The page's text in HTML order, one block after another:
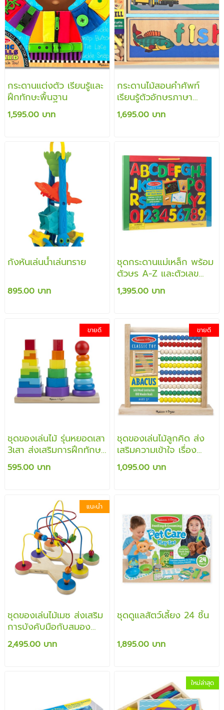
กระดานแต่งตัว เรียนรู้และ
ฝึกทักษะพื้นฐาน
1,595.00 บาท
กระดานไม้สอนคำศัพท์
เรียนรู้ตัวอักษรภาษา
อังกฤษและคำศัพท์
1,695.00 บาท
กังหันเล่นน้ำเล่นทราย
895.00 บาท
ชุดกระดานแม่เหล็ก พร้อม
ตัวษร A-Z และตัวเลข
เสริมสร้างคำศัพท์ การ
เรียนรู้
1,395.00 บาท
ขายดี
ชุดของเล่นไม้ รุ่นหยอดเสา
3เสา ส่งเสริมการฝึกทักษะ
การต่อ รูปร่าง สี รูปทรง
เรขาคณิต
595.00 บาท
ขายดี
ชุดของเล่นไม้ลูกคิด ส่ง
เสริมความเข้าใจ เรื่อง
จำนวนและตัวเลข
1,095.00 บาท
แนะนำ
ชุดของเล่นไม้เมซ ส่งเสริม
การบังคับมือกับสมอง
และทักษะการสังเกตุรูปร่าง
2,495.00 บาท
ชุดดูแลสัตว์เลี้ยง 24 ชิ้น
1,895.00 บาท
ใหม่ล่าสุด